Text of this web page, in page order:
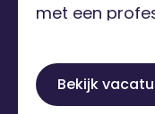
met een
bouwsector.
Bouwshop die
Bekijk